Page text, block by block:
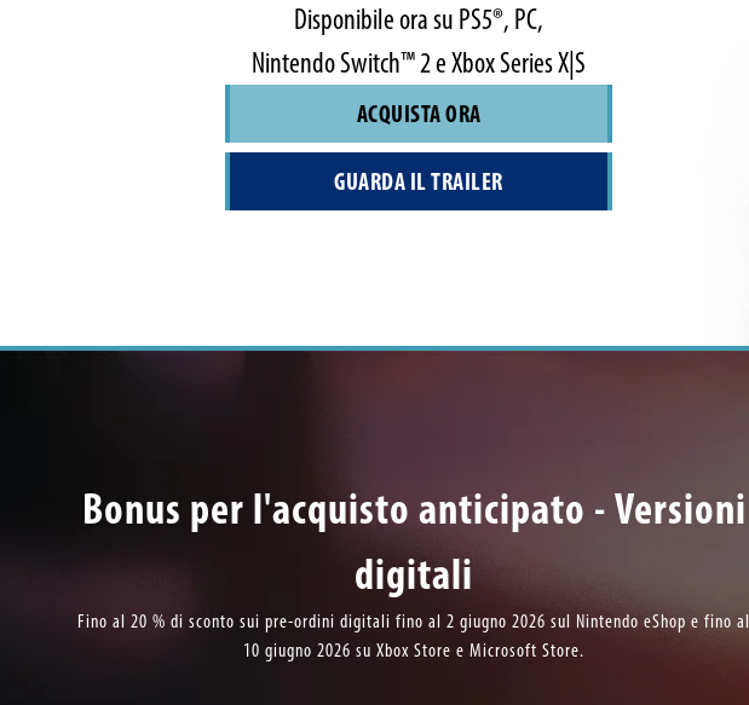
Disponibile ora su PS5®, PC,
Nintendo Switch™ 2 e Xbox Series X|S
ACQUISTA ORA
GUARDA IL TRAILER
Bonus per l'acquisto anticipato - Versioni
digitali
Fino al 20 % di sconto sui pre-ordini digitali fino al 2 giugno 2026 sul Nintendo eShop e fino al
10 giugno 2026 su Xbox Store e Microsoft Store.